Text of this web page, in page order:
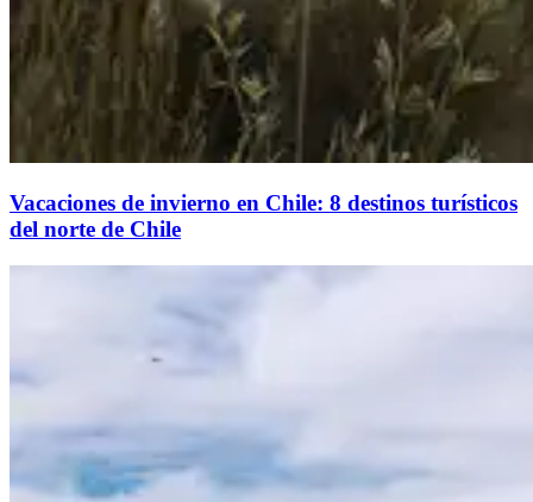
Vacaciones de invierno en Chile: 8 destinos turísticos
del norte de Chile